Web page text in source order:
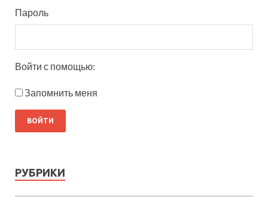
Пароль
Войти с помощью:
Запомнить меня
РУБРИКИ